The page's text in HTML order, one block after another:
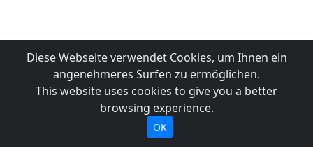
Diese Webseite verwendet Cookies, um Ihnen ein
angenehmeres Surfen zu ermöglichen.
This website uses cookies to give you a better
browsing experience.
OK